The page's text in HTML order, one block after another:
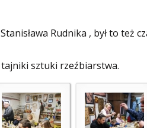
Rudnika , był to też
tajniki sztuki rzeźbiarstwa.